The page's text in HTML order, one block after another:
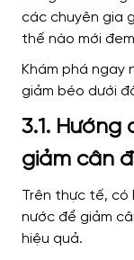
các chuyên gia
thế nào mới
Khám phá ngay
giảm béo dưới
3.1.
giảm cân
Trên thực tế, có
nước để giảm
hiệu quả.